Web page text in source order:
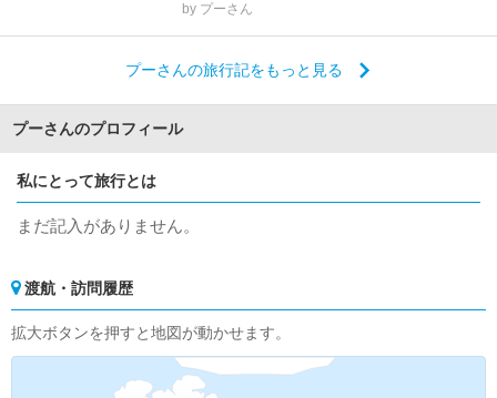
by プーさん
プーさんの旅行記をもっと見る
プーさんのプロフィール
私にとって旅行とは
まだ記入がありません。
渡航・訪問履歴
拡大ボタンを押すと地図が動かせます。